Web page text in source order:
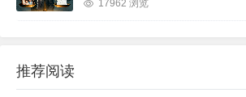
25815 浏览